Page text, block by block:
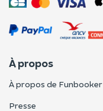
À propos
À propos de Funbooker
Presse